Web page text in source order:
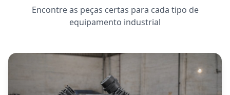
Encontre as peças certas para cada tipo de
equipamento industrial